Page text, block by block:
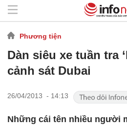
Phương tiện
Dàn siêu xe tuần tra
cảnh sát Dubai
26/04/2013 - 14:13
Những cái tên nhiều người